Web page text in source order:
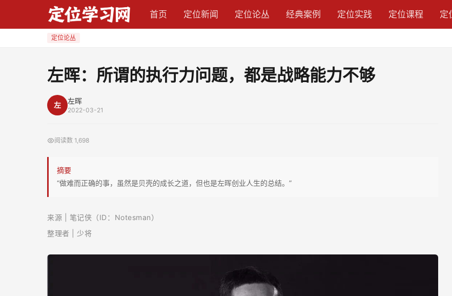
首页 定位新闻 定位论丛 经典案例 定位实践 定位课程 定
定位论丛
左晖：所谓的执行力问题，都是战略能力不够
左 左晖
2022-03-21
阅读数 1,698
摘要
“做难而正确的事，虽然是贝壳的成长之道，但也是左晖创业人生的总结。”
来源 | 笔记侠（ID：Notesman）
整理者 | 少将